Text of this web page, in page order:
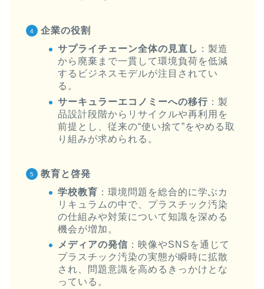
企業の役割
サプライチェーン全体の見直し ：製造
から廃棄まで一貫して環境負荷を低減
するビジネスモデルが注目されてい
る。
サーキュラーエコノミーへの移行 ：製
品設計段階からリサイクルや再利用を
前提とし、従来の“使い捨て”をやめる取
り組みが求められる。
教育と啓発
学校教育 ：環境問題を総合的に学ぶカ
リキュラムの中で、プラスチック汚染
の仕組みや対策について知識を深める
機会が増加。
メディアの発信 ：映像やSNSを通じて
プラスチック汚染の実態が瞬時に拡散
され、問題意識を高めるきっかけとな
っている。